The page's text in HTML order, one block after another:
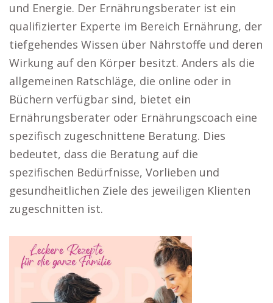
und Energie. Der Ernährungsberater ist ein
qualifizierter Experte im Bereich Ernährung, der
tiefgehendes Wissen über Nährstoffe und deren
Wirkung auf den Körper besitzt. Anders als die
allgemeinen Ratschläge, die online oder in
Büchern verfügbar sind, bietet ein
Ernährungsberater oder Ernährungscoach eine
spezifisch zugeschnittene Beratung. Dies
bedeutet, dass die Beratung auf die
spezifischen Bedürfnisse, Vorlieben und
gesundheitlichen Ziele des jeweiligen Klienten
zugeschnitten ist.